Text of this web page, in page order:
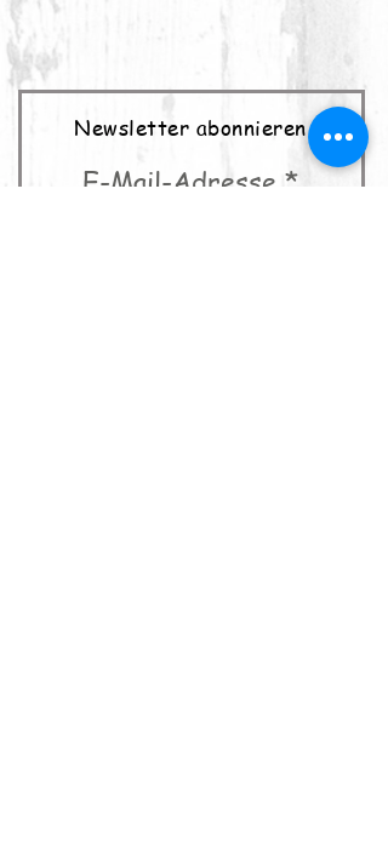
Newsletter abonnieren
E-Mail-Adresse